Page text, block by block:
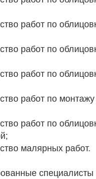
работ по
работ по
работ по
работ по
работ по
малярных работ.
специалисты